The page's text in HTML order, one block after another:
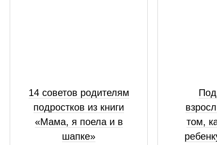
14 советов родителям
подростков из книги
«Мама, я поела и в
шапке»
том,